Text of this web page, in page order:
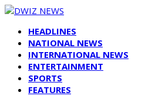
HEADLINES
NATIONAL NEWS
INTERNATIONAL NEWS
ENTERTAINMENT
SPORTS
FEATURES